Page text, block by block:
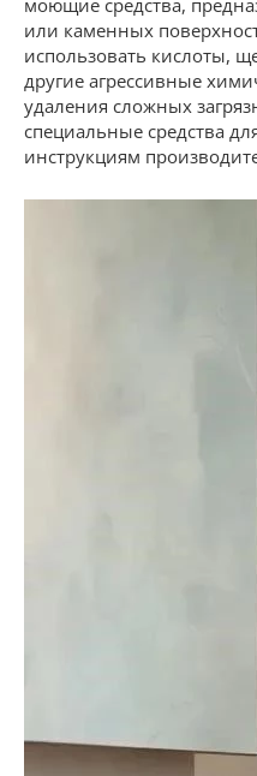
моющие средства,
или каменных
использовать кислоты,
другие агрессивные
удаления сложных
специальные средства
инструкциям